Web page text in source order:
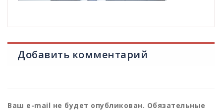
Добавить комментарий
Ваш e-mail не будет опубликован. Обязательные